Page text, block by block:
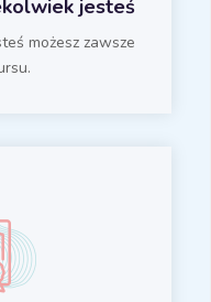
jesteś
możesz zawsze